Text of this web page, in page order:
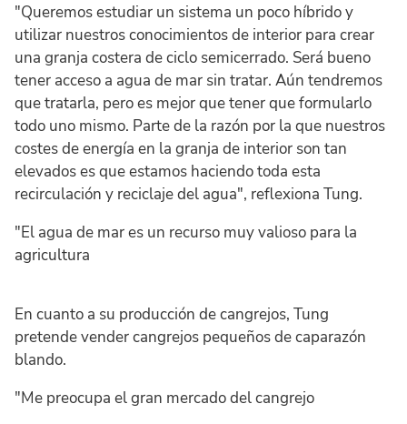
"Queremos estudiar un sistema un poco híbrido y
utilizar nuestros conocimientos de interior para crear
una granja costera de ciclo semicerrado. Será bueno
tener acceso a agua de mar sin tratar. Aún tendremos
que tratarla, pero es mejor que tener que formularlo
todo uno mismo. Parte de la razón por la que nuestros
costes de energía en la granja de interior son tan
elevados es que estamos haciendo toda esta
recirculación y reciclaje del agua", reflexiona Tung.
"El agua de mar es un recurso muy valioso para la
agricultura
En cuanto a su producción de cangrejos, Tung
pretende vender cangrejos pequeños de caparazón
blando.
"Me preocupa el gran mercado del cangrejo